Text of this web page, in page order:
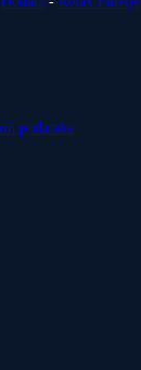
podataka